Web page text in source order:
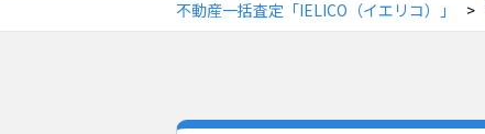
不動産一括査定「IELICO（イエリコ）」